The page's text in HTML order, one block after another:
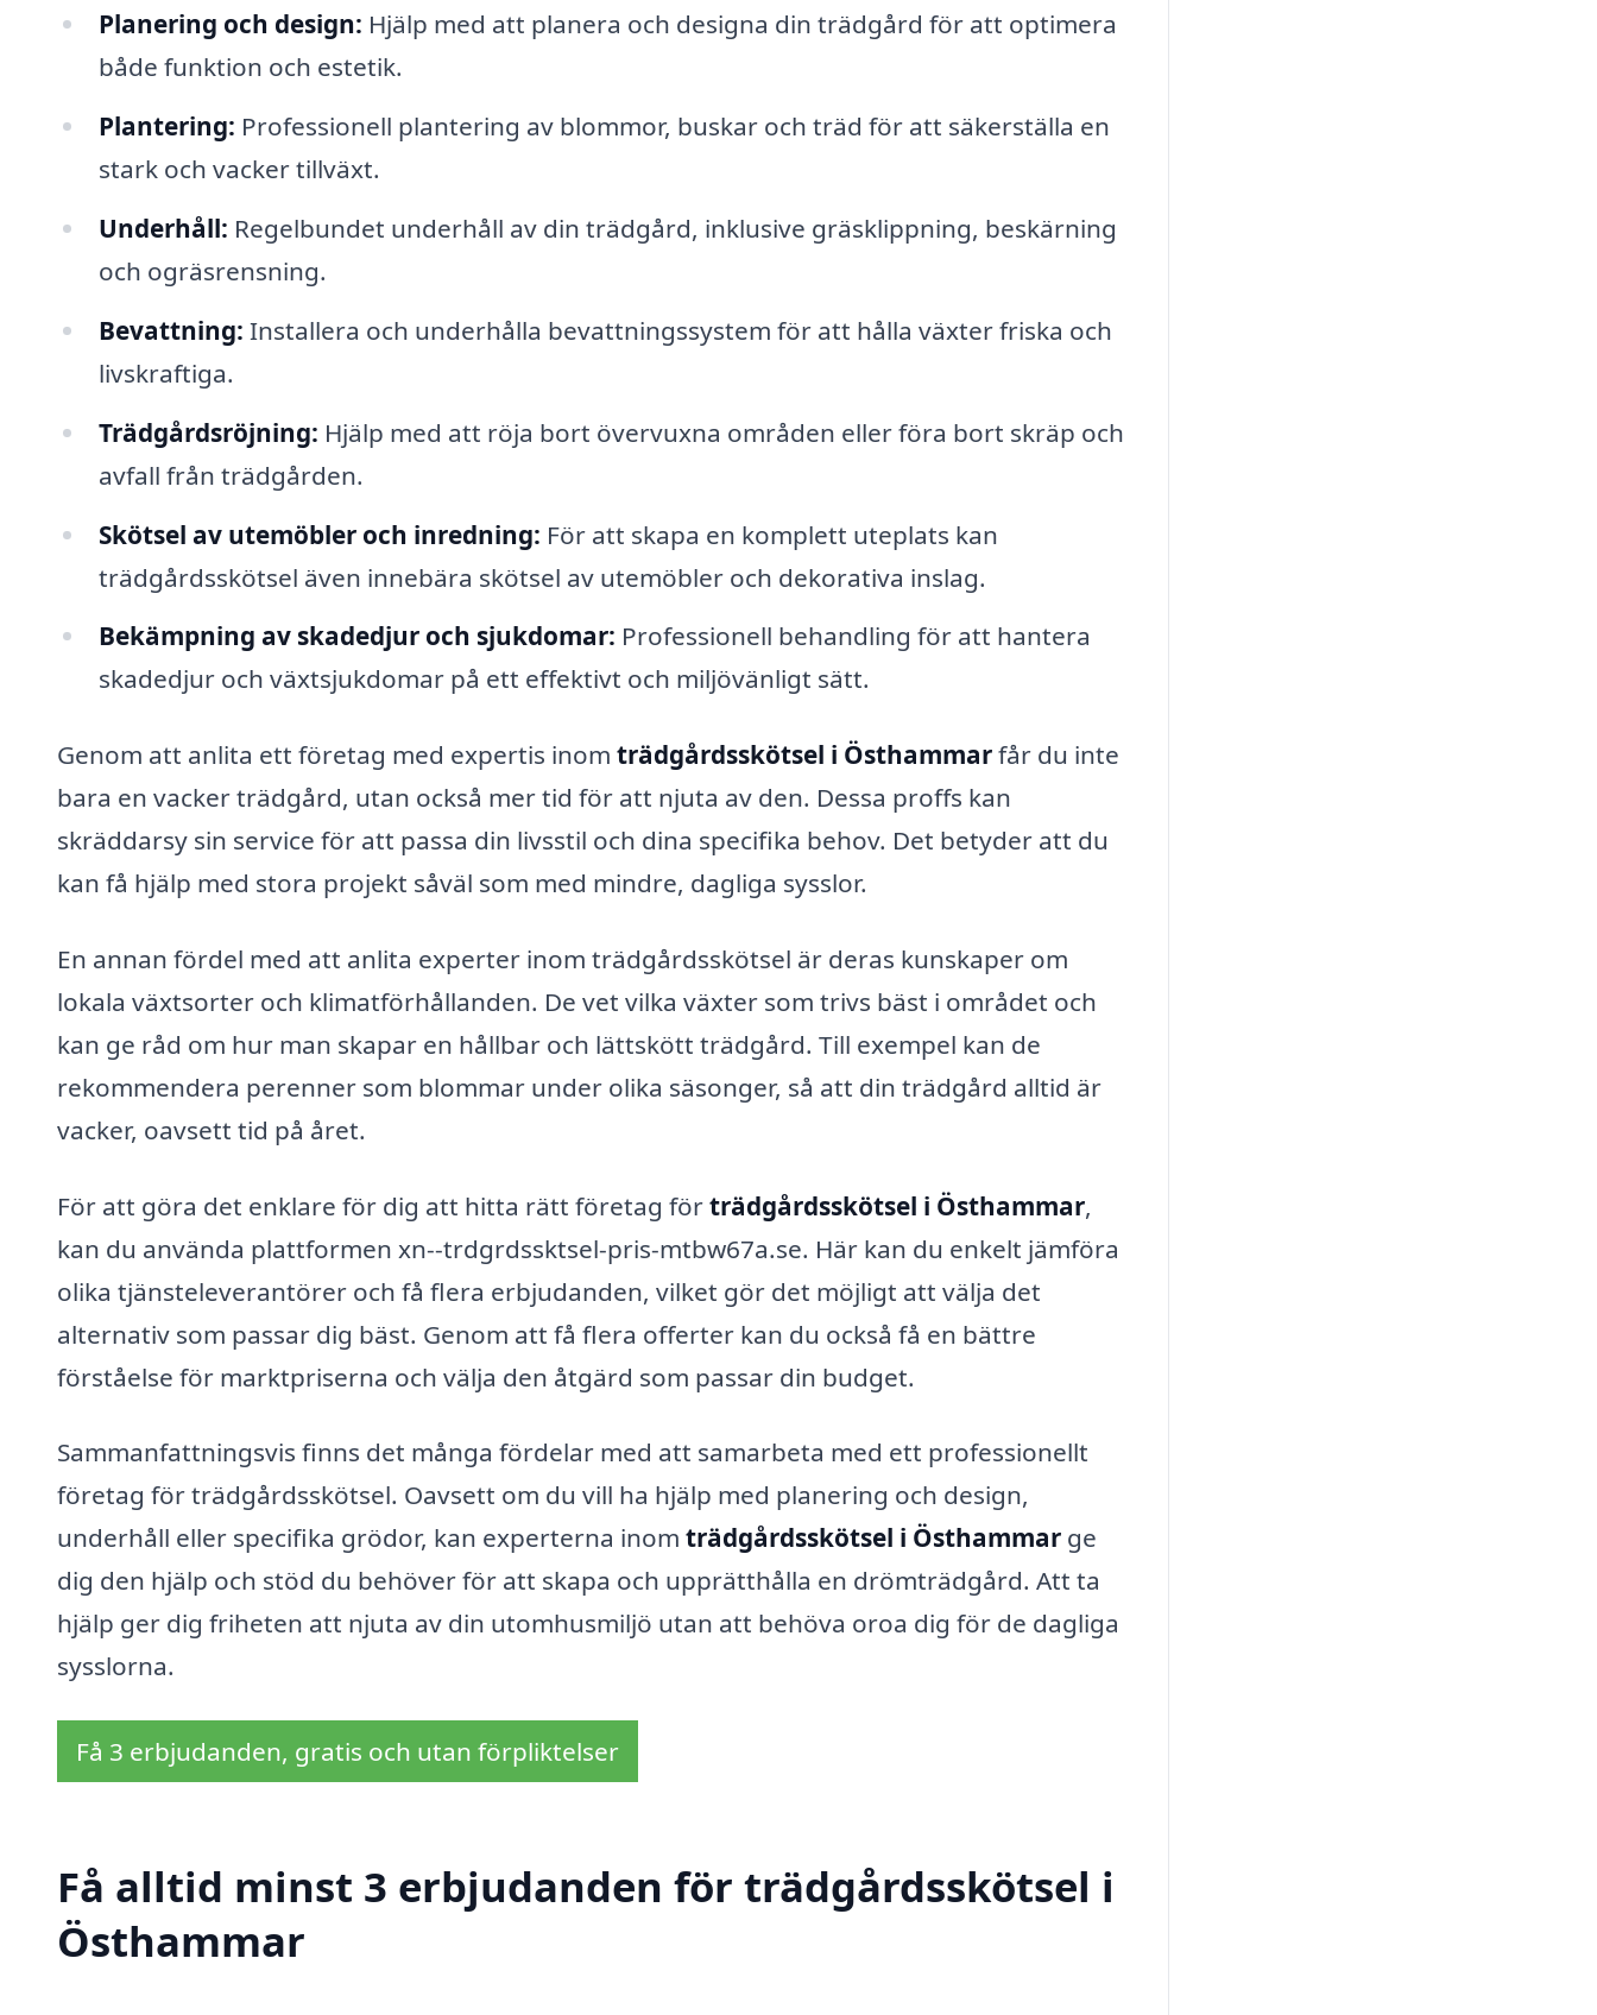
Planering och design: Hjälp med att planera och designa din trädgård för att optimera
både funktion och estetik.
Plantering: Professionell plantering av blommor, buskar och träd för att säkerställa en
stark och vacker tillväxt.
Underhåll: Regelbundet underhåll av din trädgård, inklusive gräsklippning, beskärning
och ogräsrensning.
Bevattning: Installera och underhålla bevattningssystem för att hålla växter friska och
livskraftiga.
Trädgårdsröjning: Hjälp med att röja bort övervuxna områden eller föra bort skräp och
avfall från trädgården.
Skötsel av utemöbler och inredning: För att skapa en komplett uteplats kan
trädgårdsskötsel även innebära skötsel av utemöbler och dekorativa inslag.
Bekämpning av skadedjur och sjukdomar: Professionell behandling för att hantera
skadedjur och växtsjukdomar på ett effektivt och miljövänligt sätt.
Genom att anlita ett företag med expertis inom trädgårdsskötsel i Östhammarfår du inte
bara en vacker trädgård, utan också mer tid för att njuta av den. Dessa proffs kan
skräddarsy sin service för att passa din livsstil och dina specifika behov. Det betyder att du
kan få hjälp med stora projekt såväl som med mindre, dagliga sysslor.
En annan fördel med att anlita experter inom trädgårdsskötsel är deras kunskaper om
lokala växtsorter och klimatförhållanden. De vet vilka växter som trivs bäst i området och
kan ge råd om hur man skapar en hållbar och lättskött trädgård. Till exempel kan de
rekommendera perenner som blommar under olika säsonger, så att din trädgård alltid är
vacker, oavsett tid på året.
För att göra det enklare för dig att hitta rätt företag förträdgårdsskötsel i Östhammar,
kan du använda plattformen xn--trdgrdssktsel-pris-mtbw67a.se. Här kan du enkelt jämföra
olika tjänsteleverantörer och få flera erbjudanden, vilket gör det möjligt att välja det
alternativ som passar dig bäst. Genom att få flera offerter kan du också få en bättre
förståelse för marktpriserna och välja den åtgärd som passar din budget.
Sammanfattningsvis finns det många fördelar med att samarbeta med ett professionellt
företag för trädgårdsskötsel. Oavsett om du vill ha hjälp med planering och design,
underhåll eller specifika grödor, kan experterna inom trädgårdsskötsel i Östhammar ge
dig den hjälp och stöd du behöver för att skapa och upprätthålla en drömträdgård. Att ta
hjälp ger dig friheten att njuta av din utomhusmiljö utan att behöva oroa dig för de dagliga
sysslorna.
Få 3 erbjudanden, gratis och utan förpliktelser
Få alltid minst 3 erbjudanden för trädgårdsskötsel i
Östhammar